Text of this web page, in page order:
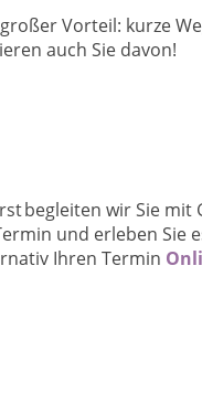
Vorteil: kurze
auch Sie davon!
begleiten wir Sie
und erleben Sie
Ihren Termin